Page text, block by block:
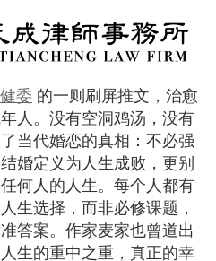
委 的一则刷屏推文， 治愈
人。没有空洞鸡汤，没有
当代婚恋的真相：不必强
婚定义为人生成败，更别
何人的人生。每个人都有
生选择，而非必修课题，
答案。作家麦家也曾道出
生的重中之重，真正的幸